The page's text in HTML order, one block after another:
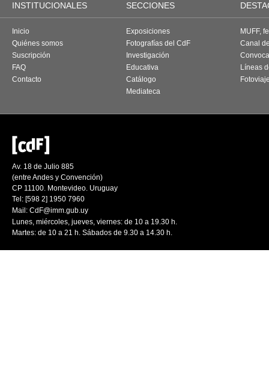
INSTITUCIONALES SECCIONES
Inicio
Quiénes somos
Suscripción
FAQ
Contacto
Exposiciones
Fotografías del CdF
Investigación
Educativa
Catálogo
Mediateca
MUFF,
Canal
Líneas
Av. 18 de Julio 885
(entre Andes y Convención)
CP 11100. Montevideo. Uruguay
Tel: [598 2] 1950 7960
Mail: CdF@imm.gub.uy
Lunes, miércoles, jueves, viernes: de 10 a 19.30 h.
Martes: de 10 a 21 h. Sábados de 9.30 a 14.30 h.